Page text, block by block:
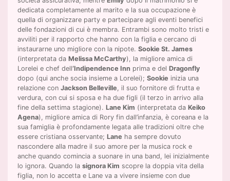
dedicata completamente al marito e la sua occupazione è
quella di organizzare party e partecipare agli eventi benefici
delle fondazioni di cui è membra. Entrambi sono molto tristi e
avviliti per il rapporto che hanno con la figlia e cercano di
instaurarne uno migliore con la nipote.Sookie St. James
(interpretata da Melissa McCarthy), la migliore amica di
Lorelei e chef dell‘Indipendence Inn prima e del Dragonfly
dopo (qui anche socia insieme a Lorelei);Sookie inizia una
relazione conJackson Belleville, il suo fornitore di frutta e
verdura, con cui si sposa e ha due figli (il terzo in arrivo alla
fine della settima stagione). Lane Kim (interpretata da Keiko
Agena), migliore amica di Rory fin dall’infanzia, è coreana e la
sua famiglia è profondamente legata alle tradizioni oltre che
essere cristiana osservante; Lane ha sempre dovuto
nascondere alla madre il suo amore per la musica rock e
anche quando comincia a suonare in una band, lei inizialmente
lo ignora. Quando lasignora Kim scopre la doppia vita della
figlia, non lo accetta e Lane va a vivere insieme con due